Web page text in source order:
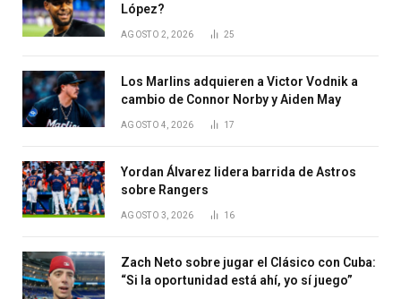
López?
AGOSTO 2, 2026 25
Los Marlins adquieren a Victor Vodnik a
cambio de Connor Norby y Aiden May
AGOSTO 4, 2026 17
Yordan Álvarez lidera barrida de Astros
sobre Rangers
AGOSTO 3, 2026 16
Zach Neto sobre jugar el Clásico con Cuba:
“Si la oportunidad está ahí, yo sí juego”